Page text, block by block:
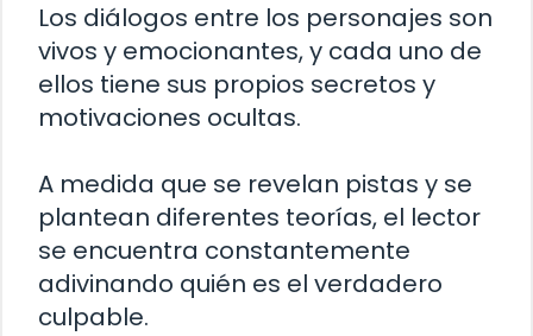
Los diálogos entre los personajes son
vivos y emocionantes, y cada uno de
ellos tiene sus propios secretos y
motivaciones ocultas.
A medida que se revelan pistas y se
plantean diferentes teorías, el lector
se encuentra constantemente
adivinando quién es el verdadero
culpable.